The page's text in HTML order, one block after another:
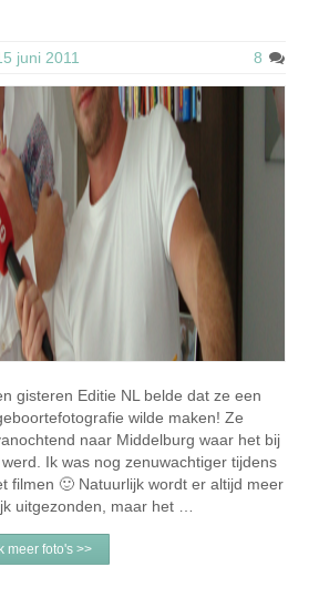
juni 2011 8
gisteren Editie NL belde dat ze een
wilde maken! Ze
naar Middelburg waar het bij
Ik was nog zenuwachtiger tijdens
filmen 🙂 Natuurlijk wordt er altijd meer
uitgezonden, maar het …
meer foto's >>